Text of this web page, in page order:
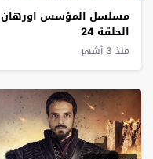
مسلسل المؤسس اورهان
الحلقة 24
منذ 3 أشهر